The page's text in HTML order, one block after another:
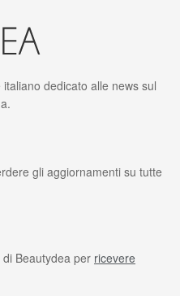
dedicato alle news sul
gli aggiornamenti su tutte
Beautydea per ricevere